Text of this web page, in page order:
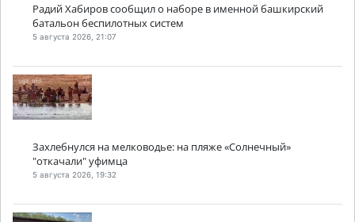
Радий Хабиров сообщил о наборе в именной башкирский
батальон беспилотных систем
5 августа 2026, 21:07
Захлебнулся на мелководье: на пляже «Солнечный»
"откачали" уфимца
5 августа 2026, 19:32